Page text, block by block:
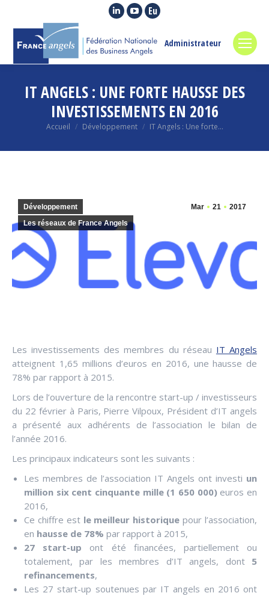
La
LinkedIn
s'ouvre
une
nouvelle
fenêtre
La
YouTube
s'ouvre
une
nouvelle
fenêtre
La
Euroquity
une
nouvelle
fenêtre
Administrateur
IT ANGELS : UNE FORTE HAUSSE DES
INVESTISSEMENTS EN 2016
Vous êtes ici :
Accueil Développement IT Angels : Une forte…
Mar 21 2017
Développement
Les réseaux de France Angels
Les investissements des membres du réseau IT Angels
atteignent 1,65 millions d’euros en 2016, une hausse de
78% par rapport à 2015.
Lors de l’ouverture de la rencontre start-up / investisseurs
du 22 février à Paris, Pierre Vilpoux, Président d’IT angels
a présenté aux adhérents de l’association le bilan de
l’année 2016.
Les principaux indicateurs sont les suivants :
Les membres de l’association IT Angels ont investi un
million six cent cinquante mille (1 650 000)euros en
2016,
Ce chiffre est le meilleur historique pour l’association,
en hausse de 78% par rapport à 2015,
27 start-up ont été financées, partiellement ou
totalement, par les membres d’IT angels, dont 5
refinancements,
Les 27 start-up soutenues par IT angels en 2016 ont